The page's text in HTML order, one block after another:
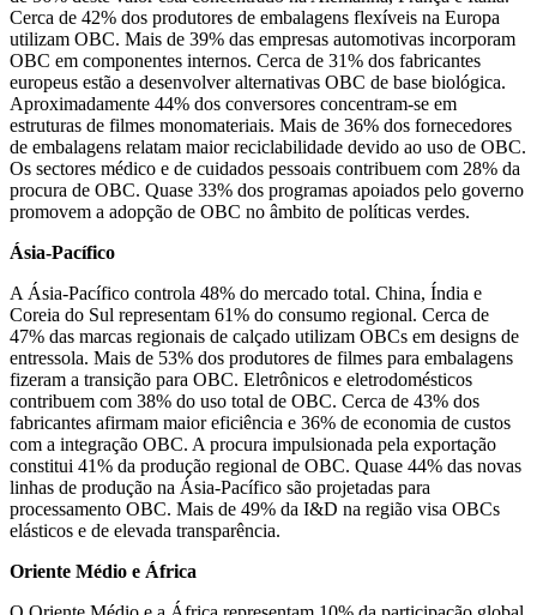
Cerca de 42% dos produtores de embalagens flexíveis na Europa
utilizam OBC. Mais de 39% das empresas automotivas incorporam
OBC em componentes internos. Cerca de 31% dos fabricantes
europeus estão a desenvolver alternativas OBC de base biológica.
Aproximadamente 44% dos conversores concentram-se em
estruturas de filmes monomateriais. Mais de 36% dos fornecedores
de embalagens relatam maior reciclabilidade devido ao uso de OBC.
Os sectores médico e de cuidados pessoais contribuem com 28% da
procura de OBC. Quase 33% dos programas apoiados pelo governo
promovem a adopção de OBC no âmbito de políticas verdes.
Ásia-Pacífico
A Ásia-Pacífico controla 48% do mercado total. China, Índia e
Coreia do Sul representam 61% do consumo regional. Cerca de
47% das marcas regionais de calçado utilizam OBCs em designs de
entressola. Mais de 53% dos produtores de filmes para embalagens
fizeram a transição para OBC. Eletrônicos e eletrodomésticos
contribuem com 38% do uso total de OBC. Cerca de 43% dos
fabricantes afirmam maior eficiência e 36% de economia de custos
com a integração OBC. A procura impulsionada pela exportação
constitui 41% da produção regional de OBC. Quase 44% das novas
linhas de produção na Ásia-Pacífico são projetadas para
processamento OBC. Mais de 49% da I&D na região visa OBCs
elásticos e de elevada transparência.
Oriente Médio e África